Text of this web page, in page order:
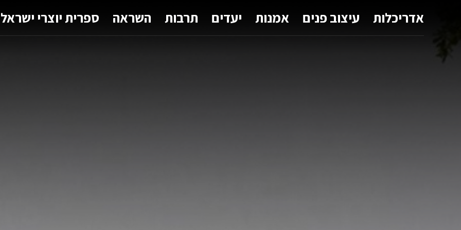
אדריכלות עיצוב פנים אמנות יעדים תרבות השראה ספרית יוצרי ישראל